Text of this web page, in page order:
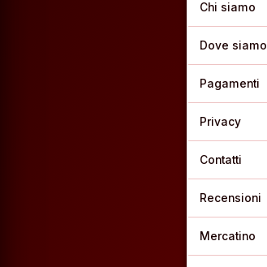
Chi siamo
Dove siamo
Pagamenti
Privacy
Contatti
Recensioni
Mercatino